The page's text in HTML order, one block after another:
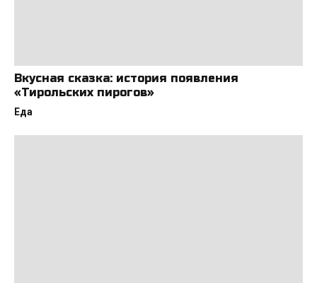
Вкусная сказка: история появления
«Тирольских пирогов»
Еда